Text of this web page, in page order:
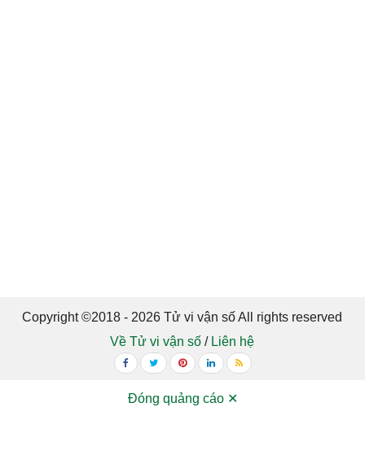
Copyright ©2018 - 2026 Tử vi vận số All rights reserved
Về Tử vi vận số / Liên hệ
Đóng quảng cáo ✕